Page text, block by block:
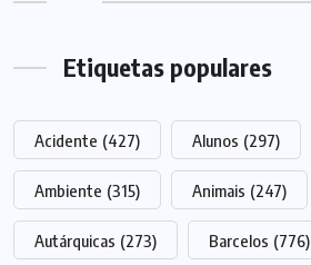
Etiquetas populares
Acidente (427) Alunos (297)
Ambiente (315) Animais (247)
Autárquicas (273) Barcelos (776)